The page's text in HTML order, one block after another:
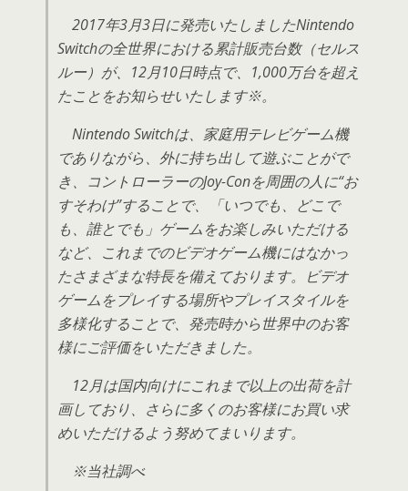
2017年3月3日に発売いたしましたNintendo
Switchの全世界における累計販売台数（セルス
ルー）が、12月10日時点で、1,000万台を超え
たことをお知らせいたします※。
Nintendo Switchは、家庭用テレビゲーム機
でありながら、外に持ち出して遊ぶことがで
き、コントローラーのJoy-Conを周囲の人に“お
すそわけ”することで、「いつでも、どこで
も、誰とでも」ゲームをお楽しみいただける
など、これまでのビデオゲーム機にはなかっ
たさまざまな特長を備えております。ビデオ
ゲームをプレイする場所やプレイスタイルを
多様化することで、発売時から世界中のお客
様にご評価をいただきました。
12月は国内向けにこれまで以上の出荷を計
画しており、さらに多くのお客様にお買い求
めいただけるよう努めてまいります。
※当社調べ